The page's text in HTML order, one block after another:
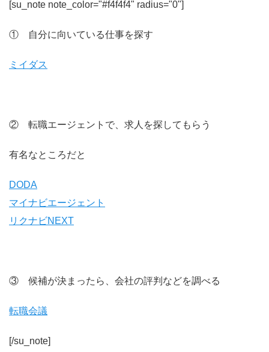
[su_note note_color="#f4f4f4" radius="0"]
① 自分に向いている仕事を探す
ミイダス
② 転職エージェントで、求人を探してもらう
有名なところだと
DODA
マイナビエージェント
リクナビNEXT
③ 候補が決まったら、会社の評判などを調べる
転職会議
[/su_note]